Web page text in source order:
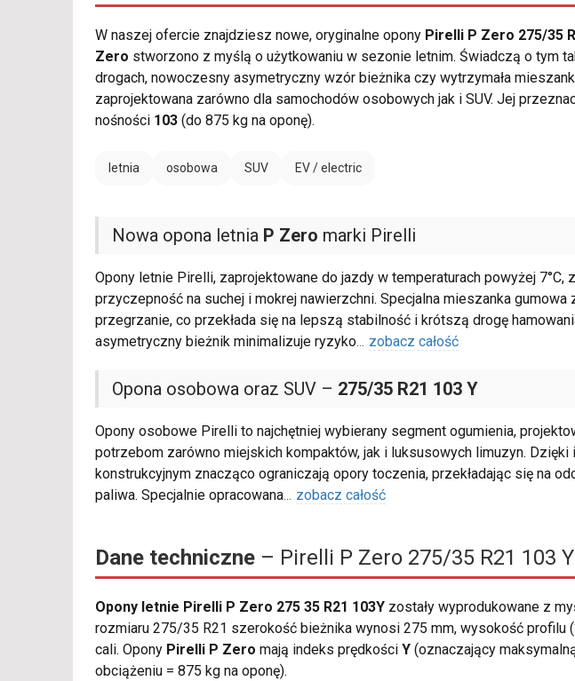
W naszej ofercie znajdziesz nowe, oryginalne opony Pirelli P Zero 275/35
Zero stworzono z myślą o użytkowaniu w sezonie letnim. Świadczą o tym
drogach, nowoczesny asymetryczny wzór bieżnika czy wytrzymała
zaprojektowana zarówno dla samochodów osobowych jak i SUV. Jej
nośności 103 (do 875 kg na oponę).
letnia osobowa SUV EV / electric
Nowa opona letnia P Zero marki Pirelli
Opony letnie Pirelli, zaprojektowane do jazdy w temperaturach powyżej 7°C,
przyczepność na suchej i mokrej nawierzchni. Specjalna mieszanka
przegrzanie, co przekłada się na lepszą stabilność i krótszą drogę
asymetryczny bieżnik minimalizuje ryzyko... zobacz całość
Opona osobowa oraz SUV – 275/35 R21 103 Y
Opony osobowe Pirelli to najchętniej wybierany segment ogumienia,
potrzebom zarówno miejskich kompaktów, jak i luksusowych limuzyn.
konstrukcyjnym znacząco ograniczają opory toczenia, przekładając się na
paliwa. Specjalnie opracowana... zobacz całość
Dane techniczne – Pirelli P Zero 275/35 R21 103
Opony letnie Pirelli P Zero 275 35 R21 103Y zostały wyprodukowane z
rozmiaru 275/35 R21 szerokość bieżnika wynosi 275 mm, wysokość
cali. Opony Pirelli P Zero mają indeks prędkości Y (oznaczający
obciążeniu = 875 kg na oponę).